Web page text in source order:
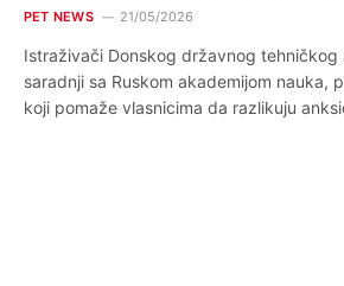
PET NEWS 21/05/2026
Istraživači Donskog državnog tehničkog
saradnji sa Ruskom akademijom nauka,
koji pomaže vlasnicima da razlikuju